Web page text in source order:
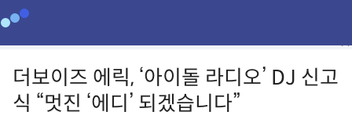
더보이즈 에릭, ‘아이돌 라디오’ DJ 신고
식 “멋진 ‘에디’ 되겠습니다”